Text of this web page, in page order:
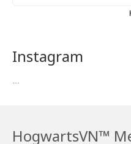
Instagram
…
HogwartsVN™